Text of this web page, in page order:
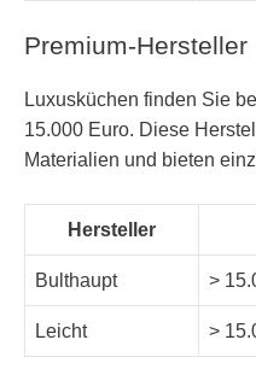
Premium-Hersteller
Luxusküchen finden Sie
15.000 Euro. Diese
Materialien und bieten
Hersteller
Bulthaupt >
Leicht >